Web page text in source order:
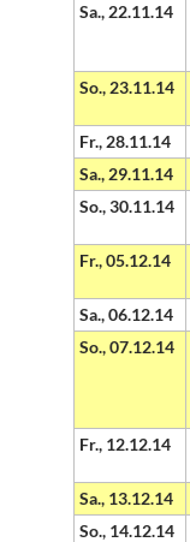
Sa., 22.11.14
So., 23.11.14
Fr., 28.11.14
Sa., 29.11.14
So., 30.11.14
Fr., 05.12.14
Sa., 06.12.14
So., 07.12.14
Fr., 12.12.14
Sa., 13.12.14
So., 14.12.14